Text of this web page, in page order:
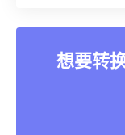
想要转